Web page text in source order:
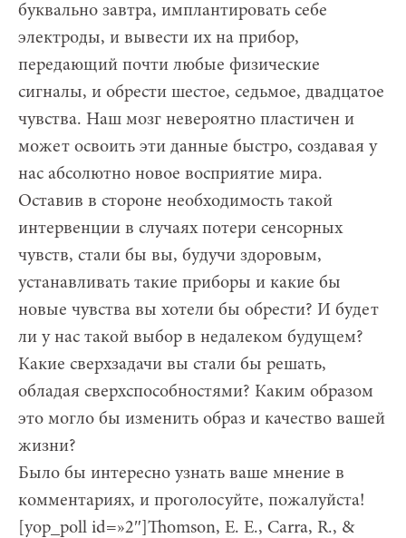
буквально завтра, имплантировать себе
электроды, и вывести их на прибор,
передающий почти любые физические
сигналы, и обрести шестое, седьмое, двадцатое
чувства. Наш мозг невероятно пластичен и
может освоить эти данные быстро, создавая у
нас абсолютно новое восприятие мира.
Оставив в стороне необходимость такой
интервенции в случаях потери сенсорных
чувств, стали бы вы, будучи здоровым,
устанавливать такие приборы и какие бы
новые чувства вы хотели бы обрести? И будет
ли у нас такой выбор в недалеком будущем?
Какие сверхзадачи вы стали бы решать,
обладая сверхспособностями? Каким образом
это могло бы изменить образ и качество вашей
жизни?
Было бы интересно узнать ваше мнение в
комментариях, и проголосуйте, пожалуйста!
[yop_poll id=»2″]Thomson, E. E., Carra, R., &